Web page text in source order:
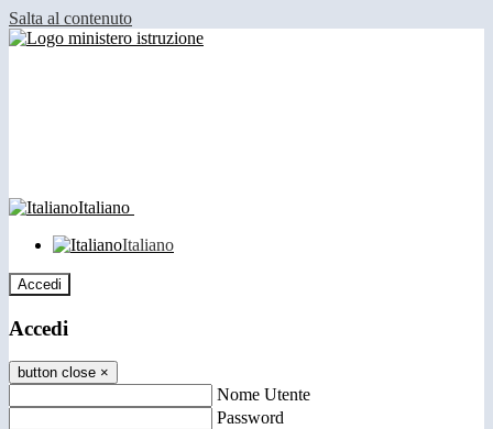
Salta al contenuto
Italiano
Italiano
Accedi
Accedi
button close ×
Nome Utente
Password